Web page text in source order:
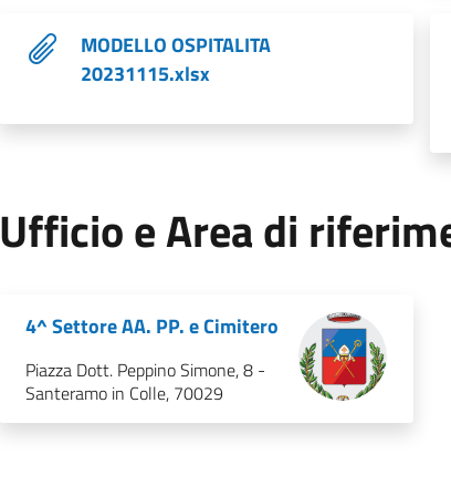
MODELLO OSPITALITA
20231115.xlsx
Ufficio e Area di
4^ Settore AA. PP. e Cimitero
Piazza Dott. Peppino Simone, 8 -
Santeramo in Colle, 70029